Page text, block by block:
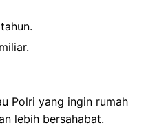
Polri yang ingin rumah
lebih bersahabat.